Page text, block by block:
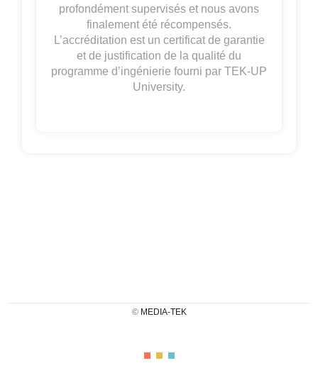
profondément supervisés et nous avons
finalement été récompensés.
L’accréditation est un certificat de garantie
et de justification de la qualité du
programme d’ingénierie fourni par TEK-UP
University.
© MEDIA-TEK